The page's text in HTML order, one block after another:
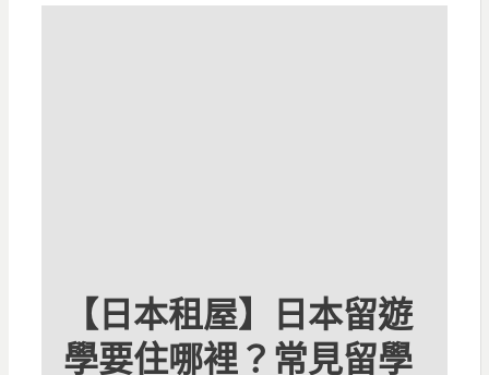
【日本租屋】日本留遊
學要住哪裡？常見留學